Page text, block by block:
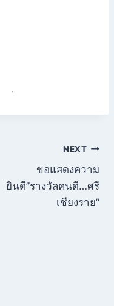
NEXT
ขอแสดงความ
ยินดี”รางวัลคนดี…ศรี
เชียงราย”